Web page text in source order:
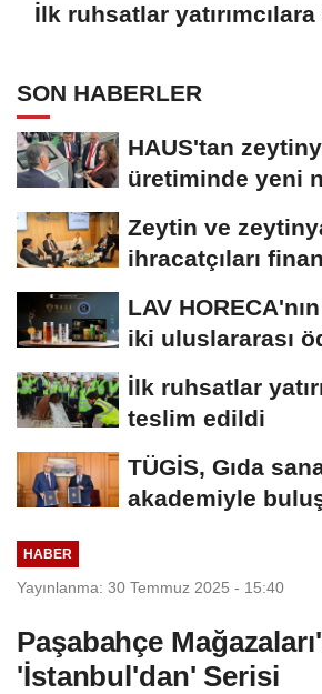
İlk ruhsatlar
SON HABERLER
HAUS'tan
üretiminde yeni
Zeytin ve
ihracatçıları
LAV
iki uluslararası
İlk ruhsatlar
teslim edildi
TÜGİS, Gıda
akademiyle
HABER
Yayınlanma: 30 Temmuz 2025 - 15:40
Paşabahçe
'İstanbul'dan' Serisi